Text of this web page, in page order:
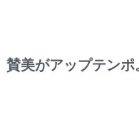
賛美がアップテンポ